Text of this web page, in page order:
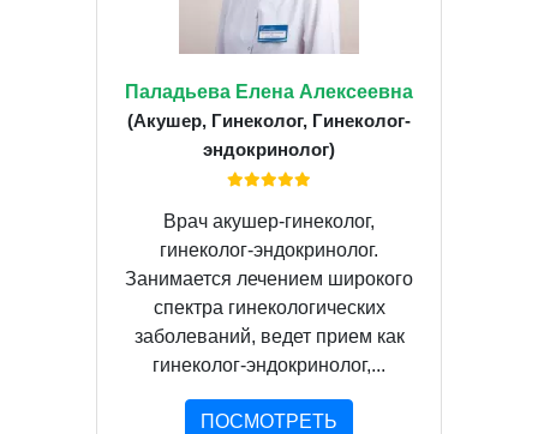
Паладьева Елена Алексеевна
(Акушер, Гинеколог, Гинеколог-
эндокринолог)
Врач акушер-гинеколог,
гинеколог-эндокринолог.
Занимается лечением широкого
спектра гинекологических
заболеваний, ведет прием как
гинеколог-эндокринолог,...
ПОСМОТРЕТЬ